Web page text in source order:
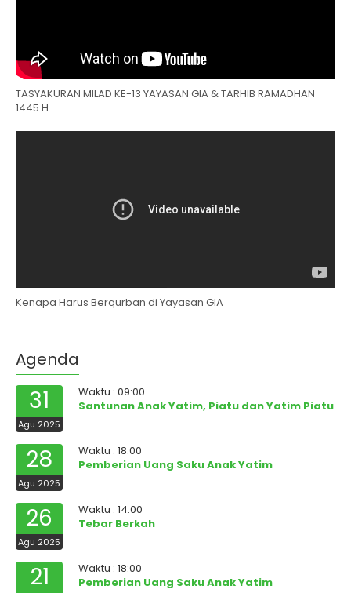
TASYAKURAN MILAD KE-13 YAYASAN GIA & TARHIB RAMADHAN
1445 H
Kenapa Harus Berqurban di Yayasan GIA
Agenda
31
Agu 2025
Waktu : 09:00
Santunan Anak Yatim, Piatu dan Yatim Piatu
28
Agu 2025
Waktu : 18:00
Pemberian Uang Saku Anak Yatim
26
Agu 2025
Waktu : 14:00
Tebar Berkah
21
Waktu : 18:00
Pemberian Uang Saku Anak Yatim